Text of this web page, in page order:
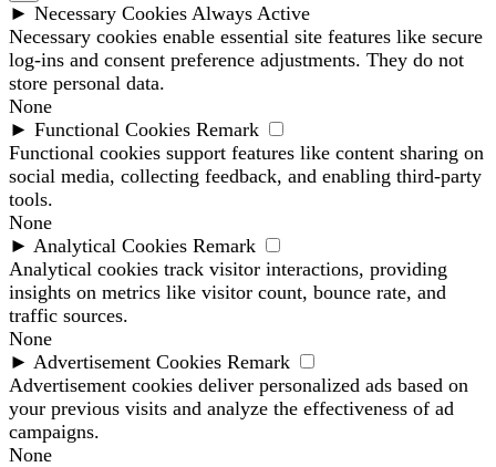
► Necessary Cookies Always Active
Necessary cookies enable essential site features like secure
log-ins and consent preference adjustments. They do not
store personal data.
None
► Functional Cookies Remark
Functional cookies support features like content sharing on
social media, collecting feedback, and enabling third-party
tools.
None
► Analytical Cookies Remark
Analytical cookies track visitor interactions, providing
insights on metrics like visitor count, bounce rate, and
traffic sources.
None
► Advertisement Cookies Remark
Advertisement cookies deliver personalized ads based on
your previous visits and analyze the effectiveness of ad
campaigns.
None